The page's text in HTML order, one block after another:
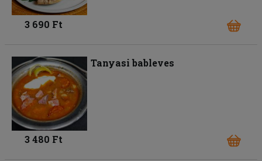
3 690 Ft
Tanyasi bableves
3 480 Ft